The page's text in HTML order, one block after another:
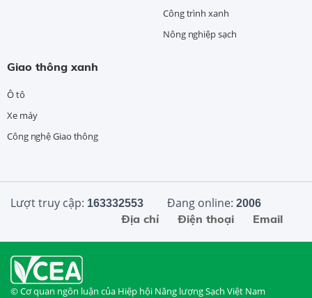
Công trình xanh
Nông nghiệp sạch
Giao thông xanh
Ô tô
Xe máy
Công nghệ Giao thông
Lượt truy cập: 163332553 Đang online: 2006
Email
Điện thoại
Địa chỉ
© Cơ quan ngôn luận của Hiệp hội Năng lượng Sạch Việt Nam